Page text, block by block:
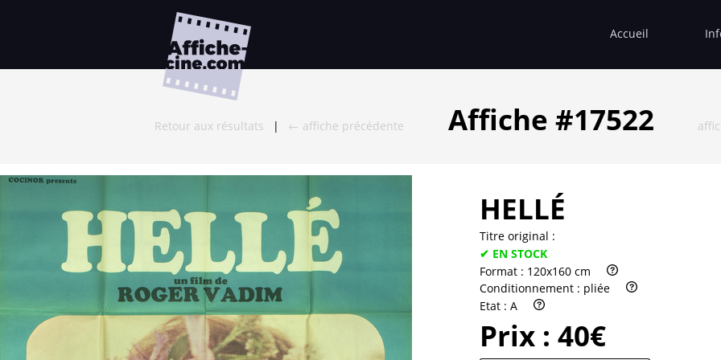
Accueil
Retour aux résultats | ← affiche précédente Affiche #17522
HELLÉ
Titre original :
✔ EN STOCK
Format : 120x160 cm
Conditionnement : pliée
Etat : A
Prix : 40€